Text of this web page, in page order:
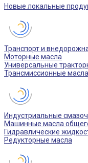
Новые локальные
Транспорт и
Моторные масла
Универсальные
Трансмиссионные масла
Индустриальные
Машинные масла
Гидравлические
Редукторные масла